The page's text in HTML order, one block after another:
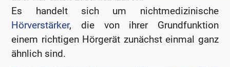
Es handelt sich um nichtmedizinische
Hörverstärker, die von ihrer Grundfunktion
einem richtigen Hörgerät zunächst einmal ganz
ähnlich sind.